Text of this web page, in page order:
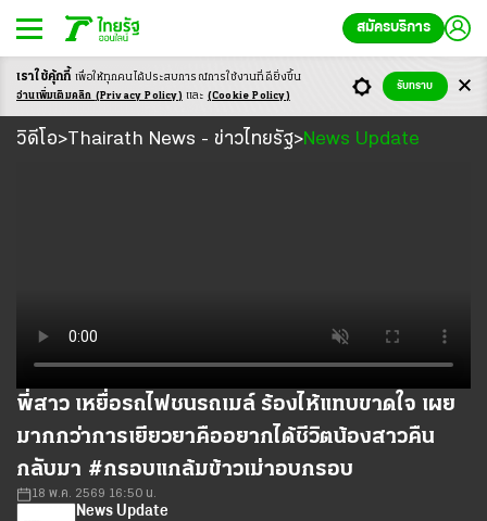
สมัครบริการ
วิดีโอ
วิดีโอ>Thairath News - ข่าวไทยรัฐ>News Update
พี่สาว เหยื่อรถไฟชนรถเมล์ ร้องไห้แทบขาดใจ เผย
มากกว่าการเยียวยาคืออยากได้ชีวิตน้องสาวคืน
กลับมา #กรอบแกล้มข้าวเม่าอบกรอบ
18 พ.ค. 2569 16:50 น.
News Update
เราใช้คุ้กกี้ เพื่อให้ทุกคนได้ประสบการณ์การใช้งานที่ดียิ่งขึ้น
อ่านเพิ่มเติมคลิก (Privacy Policy) และ (Cookie Policy)
รับทราบ